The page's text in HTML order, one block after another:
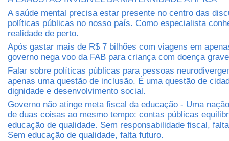
A saúde mental precisa estar presente no centro das
políticas públicas no nosso país. Como especialista
realidade de perto.
Após gastar mais de R$ 7 bilhões com viagens em
governo nega voo da FAB para criança com doença grave
Falar sobre políticas públicas para pessoas
apenas uma questão de inclusão. É uma questão de
dignidade e desenvolvimento social.
Governo não atinge meta fiscal da educação - Uma
de duas coisas ao mesmo tempo: contas públicas
educação de qualidade. Sem responsabilidade fiscal,
Sem educação de qualidade, falta futuro.